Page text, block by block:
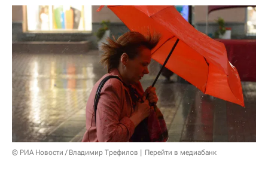
© РИА Новости / Владимир Трефилов Перейти в медиабанк